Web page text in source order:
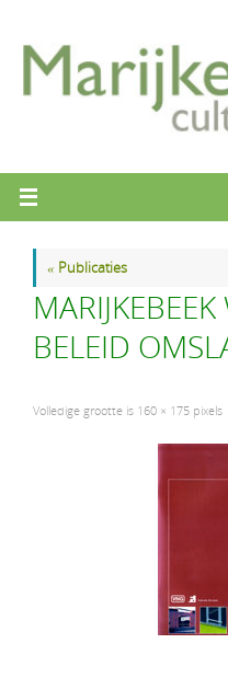
inhoud
« Publicaties
BELEID
Volledige grootte is 160 × 175 pixels